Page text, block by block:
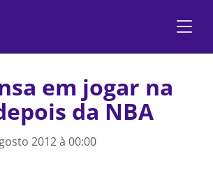
em jogar na
da NBA
2012 à 00:00